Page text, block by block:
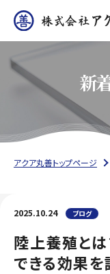
新
アクア丸善トップページ
2025.10.24 ブログ
陸上養殖と
できる効果を